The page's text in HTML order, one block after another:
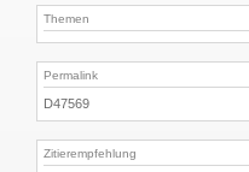
Themen
Permalink
D47569
Zitierempfehlung